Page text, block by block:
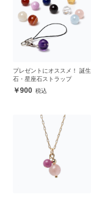
プレゼントにオススメ！ 誕生
石・星座石ストラップ
900